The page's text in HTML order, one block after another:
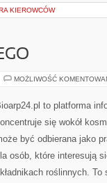
KIEROWCÓW
MOŻLIWOŚĆ
to platforma
się wokół
być odbierana jako
osób, które interesują
roślinnych.